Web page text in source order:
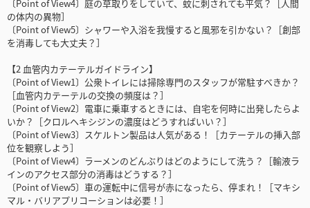
〔Point of View4〕庭の草取りをしていて、蚊に刺されても平気？［人間
の体内の異物］
〔Point of View5〕シャワーや入浴を我慢すると風邪を引かない？［創部
を消毒しても大丈夫？］
【2 血管内カテーテルガイドライン】
〔Point of View1〕公衆トイレには掃除専門のスタッフが常駐すべきか？
［血管内カテーテルの交換の頻度は？］
〔Point of View2〕電車に乗車するときには、自宅を何時に出発したらよ
いか？［クロルヘキシジンの濃度はどうすればいい？］
〔Point of View3〕スケルトン製品は人気がある！［カテーテルの挿入部
位を観察しよう］
〔Point of View4〕ラーメンのどんぶりはどのようにして洗う？［輸液ラ
インのアクセス部分の消毒はどうする？］
〔Point of View5〕車の運転中に信号が赤になったら、停まれ！［マキシ
マル・バリアプリコーションは必要！］